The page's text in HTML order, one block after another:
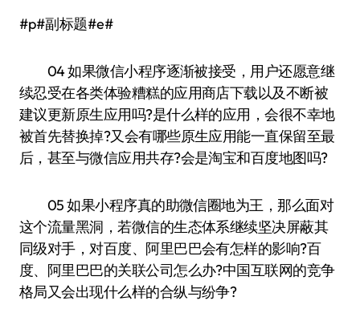
#p#副标题#e#
04 如果微信小程序逐渐被接受，用户还愿意继
续忍受在各类体验糟糕的应用商店下载以及不断被
建议更新原生应用吗?是什么样的应用，会很不幸地
被首先替换掉?又会有哪些原生应用能一直保留至最
后，甚至与微信应用共存?会是淘宝和百度地图吗?
05 如果小程序真的助微信圈地为王，那么面对
这个流量黑洞，若微信的生态体系继续坚决屏蔽其
同级对手，对百度、阿里巴巴会有怎样的影响?百
度、阿里巴巴的关联公司怎么办?中国互联网的竞争
格局又会出现什么样的合纵与纷争?